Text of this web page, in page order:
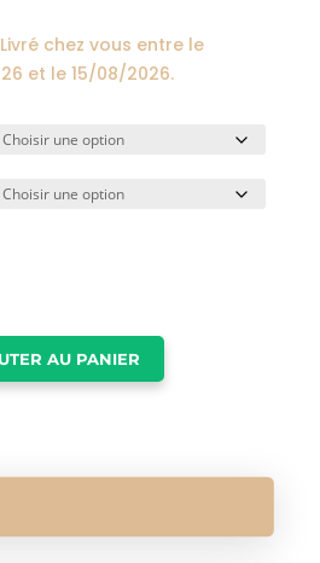
Livré chez vous entre le
et le15/08/2026.
AU PANIER